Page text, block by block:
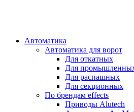
Автоматика
Автоматика для ворот
Для откатных
Для
Для распашных
Для секционных
По брендам effects
Приводы Alutech